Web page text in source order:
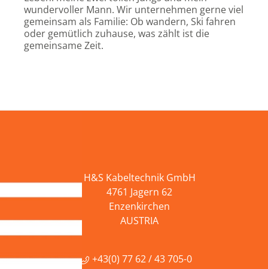
wundervoller Mann. Wir unternehmen gerne viel
gemeinsam als Familie: Ob wandern, Ski fahren
oder gemütlich zuhause, was zählt ist die
gemeinsame Zeit.
H&S Kabeltechnik GmbH
4761 Jagern 62
Enzenkirchen
AUSTRIA
+43(0) 77 62 / 43 705-0